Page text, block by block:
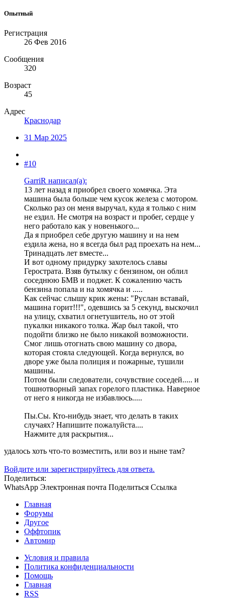
Опытный
Регистрация
26 Фев 2016
Сообщения
320
Возраст
45
Адрес
Краснодар
31 Мар 2025
#10
GarriR написал(а):
13 лет назад я приобрел своего хомячка. Эта
машина была больше чем кусок железа с мотором.
Сколько раз он меня выручал, куда я только с ним
не ездил. Не смотря на возраст и пробег, сердце у
него работало как у новенького...
Да я приобрел себе другую машину и на нем
ездила жена, но я всегда был рад проехать на нем...
Тринадцать лет вместе...
И вот одному придурку захотелось славы
Герострата. Взяв бутылку с бензином, он облил
соседнюю БМВ и поджег. К сожалению часть
бензина попала и на хомячка и .....
Как сейчас слышу крик жены: "Руслан вставай,
машина горит!!!", одевшись за 5 секунд, выскочил
на улицу, схватил огнетушитель, но от этой
пукалки никакого толка. Жар был такой, что
подойти близко не было никакой возможности.
Смог лишь отогнать свою машину со двора,
которая стояла следующей. Когда вернулся, во
дворе уже была полиция и пожарные, тушили
машины.
Потом были следователи, сочувствие соседей..... и
тошнотворный запах горелого пластика. Наверное
от него я никогда не избавлюсь.....
Пы.Сы. Кто-нибудь знает, что делать в таких
случаях? Напишите пожалуйста....
Нажмите для раскрытия...
удалось хоть что-то возместить, или воз и ныне там?
Войдите или зарегистрируйтесь для ответа.
Поделиться:
WhatsApp Электронная почта Поделиться Ссылка
Главная
Форумы
Другое
Оффтопик
Автомир
Условия и правила
Политика конфиденциальности
Помощь
Главная
RSS